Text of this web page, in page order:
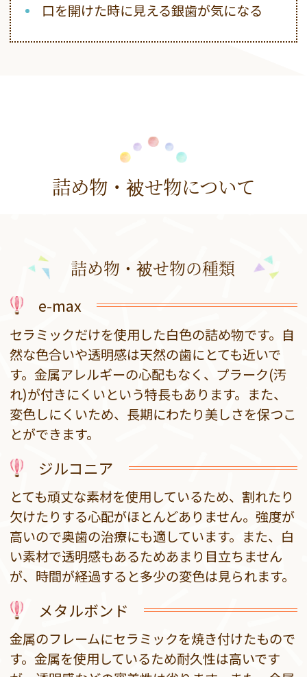
口を開けた時に見える銀歯が気になる
詰め物・被せ物について
詰め物・被せ物の種類
e-max
セラミックだけを使用した白色の詰め物です。自
然な色合いや透明感は天然の歯にとても近いで
す。金属アレルギーの心配もなく、プラーク(汚
れ)が付きにくいという特長もあります。また、
変色しにくいため、長期にわたり美しさを保つこ
とができます。
ジルコニア
とても頑丈な素材を使用しているため、割れたり
欠けたりする心配がほとんどありません。強度が
高いので奥歯の治療にも適しています。また、白
い素材で透明感もあるためあまり目立ちません
が、時間が経過すると多少の変色は見られます。
メタルボンド
金属のフレームにセラミックを焼き付けたもので
す。金属を使用しているため耐久性は高いです